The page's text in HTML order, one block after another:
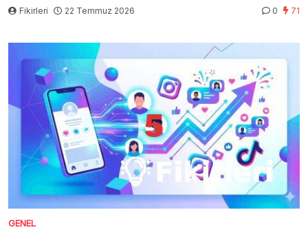
Fikirleri 22 Temmuz 2026 0 71
GENEL